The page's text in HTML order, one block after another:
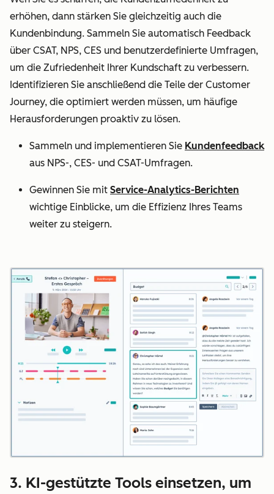
erhöhen, dann stärken Sie gleichzeitig auch die
Kundenbindung. Sammeln Sie automatisch Feedback
über CSAT, NPS, CES und benutzerdefinierte Umfragen,
um die Zufriedenheit Ihrer Kundschaft zu verbessern.
Identifizieren Sie anschließend die Teile der Customer
Journey, die optimiert werden müssen, um häufige
Herausforderungen proaktiv zu lösen.
Sammeln und implementieren Sie Kundenfeedback
aus NPS-, CES- und CSAT-Umfragen.
Gewinnen Sie mit Service-Analytics-Berichten
wichtige Einblicke, um die Effizienz Ihres Teams
weiter zu steigern.
3. KI-gestützte Tools einsetzen, um